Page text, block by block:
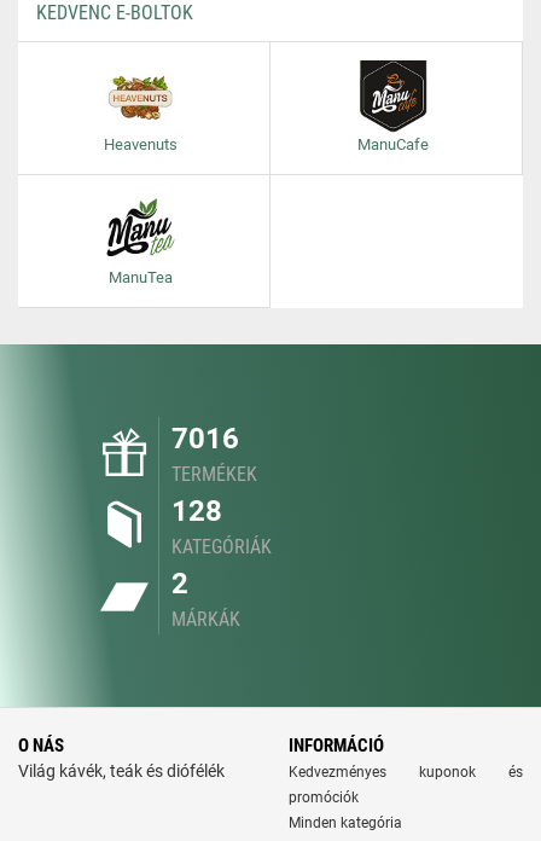
KEDVENC E-BOLTOK
Heavenuts ManuCafe
ManuTea
7016
TERMÉKEK
128
KATEGÓRIÁK
2
MÁRKÁK
O NÁS
Világ kávék, teák és diófélék
INFORMÁCIÓ
Kedvezményes kuponok és
promóciók
Minden kategória